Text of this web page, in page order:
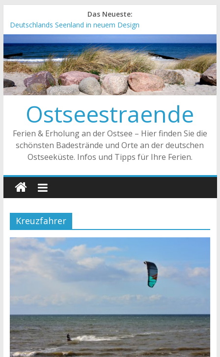
Das Neueste:
Deutschlands Seenland in neuem Design
„Kellenhusen nach Hause bestellen“ Neuer Online-Shop
verfügbar
Neue Camping-Broschüre der Ostsee Schleswig-Holstein
Neues Urlaubsmagazin für Mecklenburg-Vorpommern
erschienen
Meck-Pomm Short News Januar
Ostseestraende
Ferien & Erholung an der Ostsee – Hier finden Sie die
schönsten Badestrände und Orte an der deutschen
Ostseeküste. Infos und Tipps für Ihre Ferien.
Kreuzfahrer